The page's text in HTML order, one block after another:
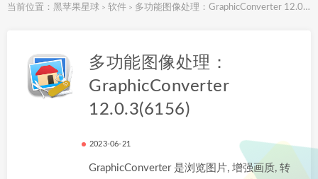
当前位置： 黑苹果星球 > 软件 > 多功能图像处理：GraphicConverter 12.0.3(6156)
多功能图像处理：
GraphicConverter
12.0.3(6156)
2023-06-21
GraphicConverter 是浏览图片, 增强画质, 转